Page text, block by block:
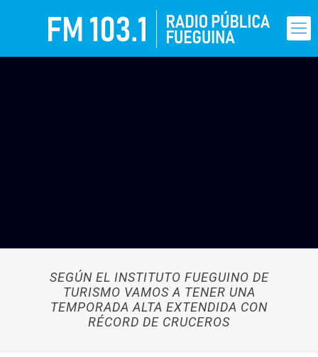
SEGÚN EL INSTITUTO FUEGUINO DE
TURISMO VAMOS A TENER UNA
TEMPORADA ALTA EXTENDIDA CON
RÉCORD DE CRUCEROS